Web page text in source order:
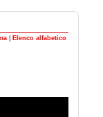
Elenco alfabetico